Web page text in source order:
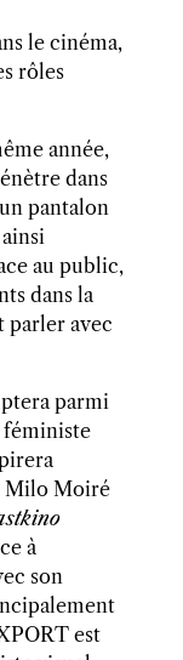
le cinéma,
rôles
année,
dans
pantalon
au public,
dans la
parler avec
parmi
féministe
Milo Moiré
à
son
est